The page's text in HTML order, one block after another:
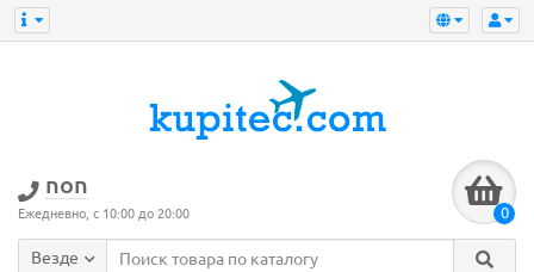
non
Ежедневно, с 10:00 до 20:00 0
Везде